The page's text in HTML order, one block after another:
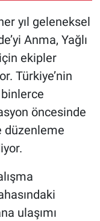
yıl geleneksel
Anma, Yağlı
ekipler
Türkiye’nin
öncesinde
düzenleme
ulaşımı